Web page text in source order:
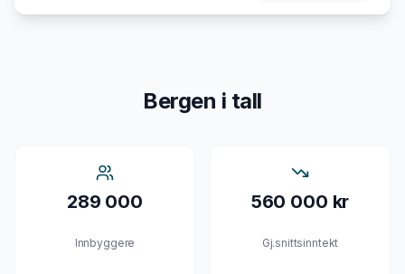
Bergen i tall
289 000
Innbyggere
560 000 kr
Gj.snittsinntekt